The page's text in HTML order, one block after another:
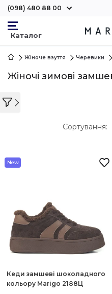
(098) 480 88 00
Жіноче взуття Черевики
Жіночі зимові
Сортування:
Кеди замшеві шоколадного
кольору Marigo 2188Ц